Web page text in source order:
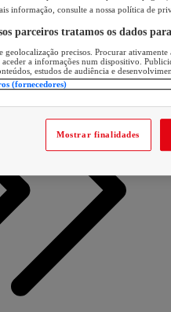
informação, consulte a nossa política de
parceiros tratamos os dados
geolocalização precisos. Procurar
a informações num dispositivo.
estudos de audiência e
(fornecedores)
Mostrar finalidades